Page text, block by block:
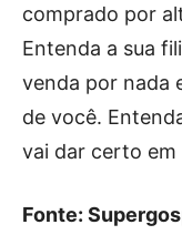
comprado por
Entenda a sua
venda por nada
de você.
vai dar certo em
Fonte: